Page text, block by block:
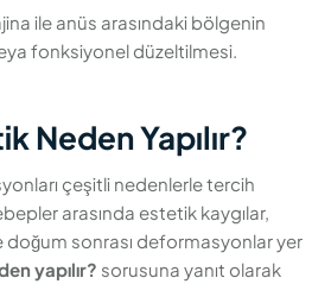
ile anüs arasındaki bölgenin
fonksiyonel düzeltilmesi.
Neden Yapılır?
çeşitli nedenlerle tercih
arasında estetik kaygılar,
doğum sonrası deformasyonlar yer
yapılır? sorusuna yanıt olarak